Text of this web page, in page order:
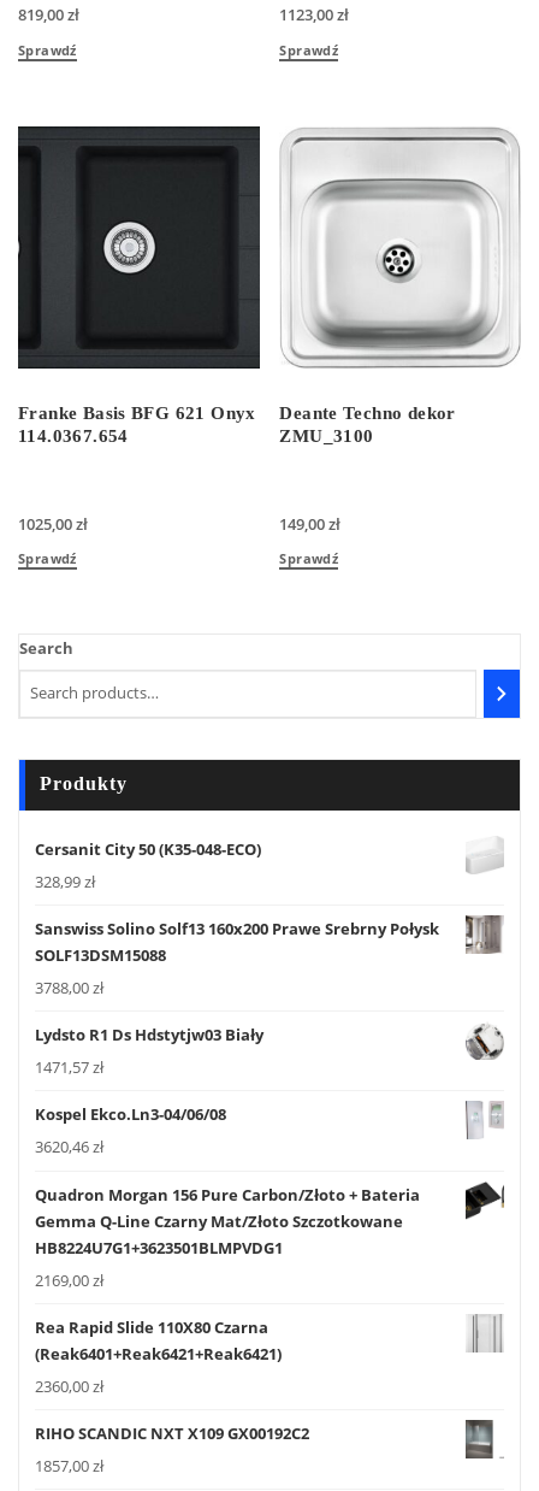
819,00zł
Sprawdź
1123,00zł
Sprawdź
Franke Basis BFG 621 Onyx
114.0367.654
1025,00zł
Sprawdź
Deante Techno dekor
ZMU_3100
149,00zł
Sprawdź
Search
Produkty
Cersanit City 50 (K35-048-ECO)
328,99zł
Sanswiss Solino Solf13 160x200 Prawe Srebrny Połysk
SOLF13DSM15088
3788,00zł
Lydsto R1 Ds Hdstytjw03 Biały
1471,57zł
Kospel Ekco.Ln3-04/06/08
3620,46zł
Quadron Morgan 156 Pure Carbon/Złoto + Bateria
Gemma Q-Line Czarny Mat/Złoto Szczotkowane
HB8224U7G1+3623501BLMPVDG1
2169,00zł
Rea Rapid Slide 110X80 Czarna
(Reak6401+Reak6421+Reak6421)
2360,00zł
RIHO SCANDIC NXT X109 GX00192C2
1857,00zł